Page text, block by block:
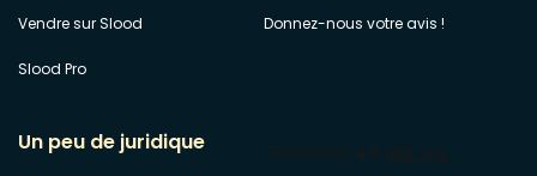
Vendre sur Slood
Slood Pro
Donnez-nous votre avis !
Un peu de juridique